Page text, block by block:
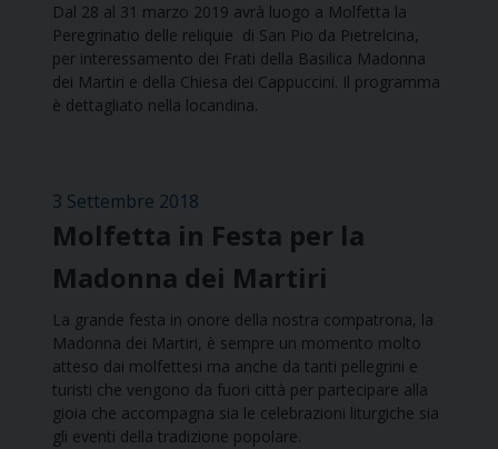
Dal 28 al 31 marzo 2019 avrà luogo a Molfetta la
Peregrinatio delle reliquie di San Pio da Pietrelcina,
per interessamento dei Frati della Basilica Madonna
dei Martiri e della Chiesa dei Cappuccini. Il programma
è dettagliato nella locandina.
3 Settembre 2018
Molfetta in Festa per la
Madonna dei Martiri
La grande festa in onore della nostra compatrona, la
Madonna dei Martiri, è sempre un momento molto
atteso dai molfettesi ma anche da tanti pellegrini e
turisti che vengono da fuori città per partecipare alla
gioia che accompagna sia le celebrazioni liturgiche sia
gli eventi della tradizione popolare.